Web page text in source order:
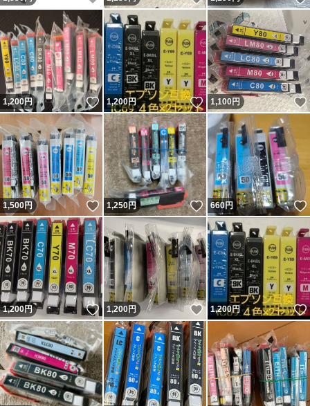
1,200円 いいね！
1,200円 いいね！
1,100円
1,500円 いいね！
1,250円 いいね！
660円
1,200円 いいね！
1,200円 いいね！
1,200円